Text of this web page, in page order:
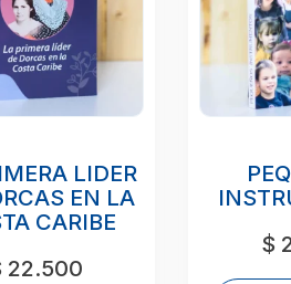
LIDER
EN LA
CARIBE
22.500
$